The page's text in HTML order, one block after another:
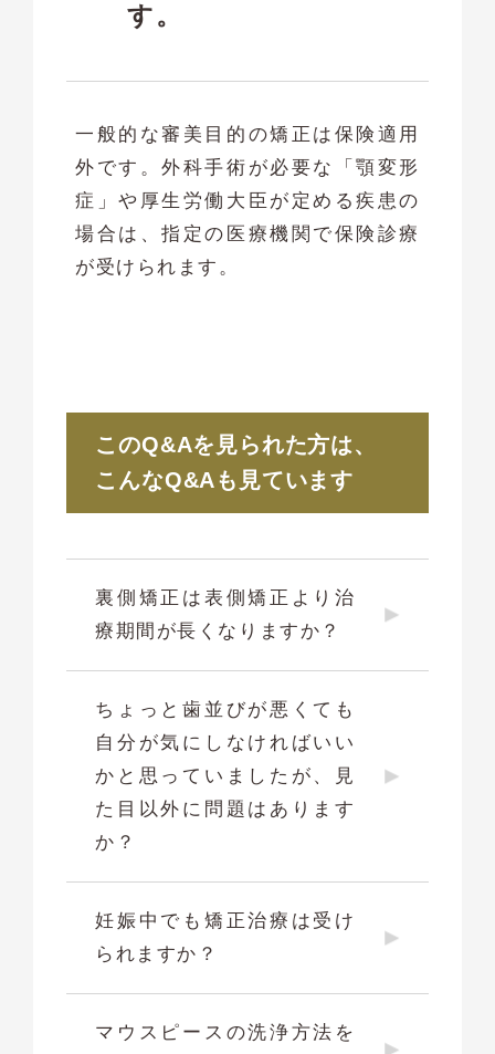
す。
一般的な審美目的の矯正は保険適用
外です。外科手術が必要な「顎変形
症」や厚生労働大臣が定める疾患の
場合は、指定の医療機関で保険診療
が受けられます。
このQ&Aを見られた方は、
こんなQ&Aも見ています
裏側矯正は表側矯正より治
療期間が長くなりますか？
ちょっと歯並びが悪くても
自分が気にしなければいい
かと思っていましたが、見
た目以外に問題はあります
か？
妊娠中でも矯正治療は受け
られますか？
マウスピースの洗浄方法を